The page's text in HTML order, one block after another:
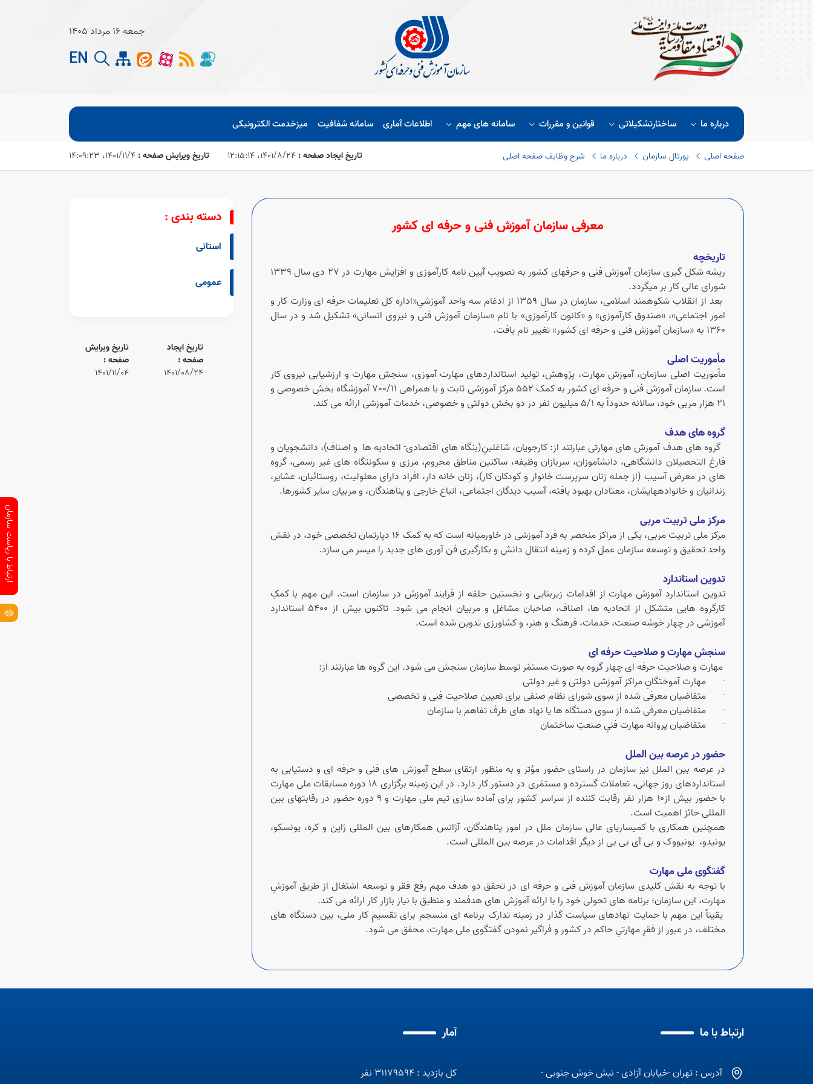
جمعه 16 مرداد 1405
EN
درباره ما ساختارتشکیلاتی قوانین و مقررات سامانه های مهم اطلاعات آماری سامانه شفافیت میزخدمت الکترونیکی
صفحه اصلی پورتال سازمان درباره ما شرح وظایف صفحه اصلی تاریخ ایجاد صفحه : ۱۴۰۱/۸/۲۴،‏ ۱۲:۱۵:۱۴ تاریخ ویرایش صفحه : ۱۴۰۱/۱۱/۴،‏ ۱۴:۰۹:۲۳
معرفی سازمان آموزش فنی و حرفه ای کشور
تاریخچه
ریشه شکل گیری سازمان آموزش فنی و حرفه­ای کشور به تصویب آیین نامه کارآموزی و افزایش مهارت در 27 دی سال 1339
شورای عالی کار بر می­گردد.
بعد از انقلاب شکوهمند اسلامی، سازمان در سال 1359 از ادغام سه واحد آموزشیِ«اداره کل تعلیمات حرفه
ای وزارت کار و
امور اجتماعی»، «صندوق کارآموزی» و «کانون کارآموزی» با نام «سازمان آموزش فنی و نیروی انسانی» تشکیل شد و در سال
1360 به «سازمان آموزش فنی و حرفه ای کشور» تغییر نام یافت.
ماًموریت اصلی
ماًموریت اصلی سازمان، آموزش مهارت، پژوهش، تولید استانداردهای مهارت آموزی، سنجش مهارت و ارزشیابی نیروی کار
است. سازمان آموزش فنی و حرفه ­ای کشور به کمک 552 مرکز آموزشی ثابت و با همراهی 700/11 آموزشگاه بخش خصوصی و
21 هزار مربی خود، سالانه حدوداً به 5/1 میلیون نفر در دو بخش دولتی و خصوصی، خدمات آموزشی ارائه می کند.
گروه های هدف
گروه های هدف آموزش های مهارتی عبارتند از: کارجویان، شاغلینِ(بنگاه های اقتصادی- اتحادیه ها و اصناف)، دانشجویان و
فارغ التحصیلان دانشگاهی، دانش­آموزان، سربازان وظیفه، ساکنین مناطق محروم، مرزی و سکونتگاه های غیر رسمی، گروه
های در معرض آسیب (از جمله زنان سرپرست خانوار و کودکان کار)، زنان خانه دار، افراد دارای معلولیت، روستائیان، عشایر،
زندانیان و خانواده­هایشان، معتادان بهبود یافته، آسیب دیدگان اجتماعی، اتباع خارجی و پناهندگان، و مربیان سایر کشورها.
مرکز ملی تربیت مربی
مرکز ملی تربیت مربی، یکی از مراکز منحصر به فرد آموزشی در خاورمیانه است که به کمک 16 دپارتمان تخصصی خود، در نقش
واحد تحقیق و توسعه سازمان عمل کرده و زمینه انتقال دانش و بکارگیری فن آوری های جدید را میسر می سازد.
تدوین استاندارد
تدوین استاندارد آموزش مهارت از اقدامات زیربنایی و نخستین حلقه از فرایند آموزش در سازمان است. این مهم با کمکِ
کارگروه هایی متشکل از اتحادیه ها، اصناف، صاحبان مشاغل و مربیان انجام می شود. تاکنون بیش از 5400 استاندارد
آموزشی در چهار خوشه صنعت، خدمات، فرهنگ و هنر، و کشاورزی تدوین شده است.
سنجش مهارت و صلاحیت حرفه ای
مهارت و صلاحیت حرفه ای چهار گروه به صورت مستمَر توسط سازمان سنجش می شود. این گروه ها عبارتند از:
· مهارت آموختگانِ مراکز آموزشی دولتی و غیر دولتی
· متقاضیان معرفی شده از سوی شورای نظام صنفی برای تعیین صلاحیت فنی و تخصصی
· متقاضیان معرفی شده از سوی دستگاه ها یا نهاد های طرف تفاهم با سازمان
· متقاضیان پروانه مهارت فنیِ صنعتِ ساختمان
حضور در عرصه بین الملل
در عرصه بین الملل نیز سازمان در راستای حضور مؤثر و به منظور ارتقای سطح آموزش های فنی و حرفه ای و دست­یابی به
استانداردهای روز جهانی، تعاملات گسترده و مستمَری در دستور کار دارد. در این زمینه برگزاری 18 دوره مسابقات ملی مهارت
با حضور بیش از10 هزار نفر رقابت کننده از سراسر کشور برای آماده سازی تیم ملی مهارت و 9 دوره حضور در رقابت­های بین
المللی حائز اهمیت است.
همچنین همکاری با کمیساریای عالی سازمان ملل در امور پناهندگان، آژانس همکارهای بین المللی ژاپن و کره، یونسکو،
یونیدو، یونیووک و بی آی بی بی از دیگر اقدامات در عرصه بین المللی است.
گفتگوی ملی مهارت
با توجه به نقش کلیدی سازمان آموزش فنی و حرفه ای در تحقق دو هدف مهم رفع فقر و توسعه اشتغال از طریق آموزشِ
مهارت، این سازمان؛ برنامه های تحولی خود را با ارائه آموزش های هدفمند و منطبق با نیاز بازار کار ارائه می کند.
یقیناً این مهم با حمایت نهادهای سیاست گذار در زمینه تدارک برنامه ای منسجم برای تقسیمِ کار ملی، بین دستگاه های
مختلف، در عبور از فقرِ مهارتیِ حاکم در کشور و فراگیر نمودن گفتگوی ملی مهارت، محقق می شود.
دسته بندی :
استانی
عمومی
تاریخ ایجاد
صفحه :
1401/08/24
تاریخ ویرایش
صفحه :
1401/11/04
ارتباط با ریاست سازمان
ارتباط با ما
آدرس : تهران -خیابان آزادی - نبش خوش جنوبی -
آمار
کل بازدید : 31179594 نفر